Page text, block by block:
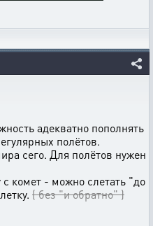
адекватно пополнять
полётов.
сего. Для полётов нужен
комет - можно слетать "до
( без "и обратно" )